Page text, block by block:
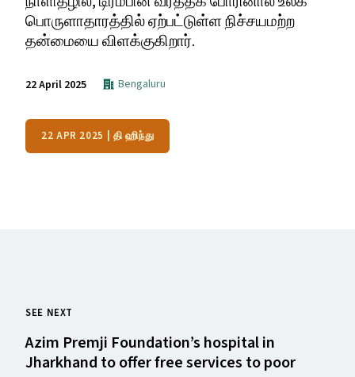
பொருளாதாரத்தில் ஏற்பட்டுள்ள நிச்சயமற்ற
தன்மையை விளக்குகிறார்.
22 April 2025 Bengaluru
22 APR 2025 | தி ஹிந்து
SEE NEXT
Azim Premji Foundation’s hospital in
Jharkhand to offer free services to poor